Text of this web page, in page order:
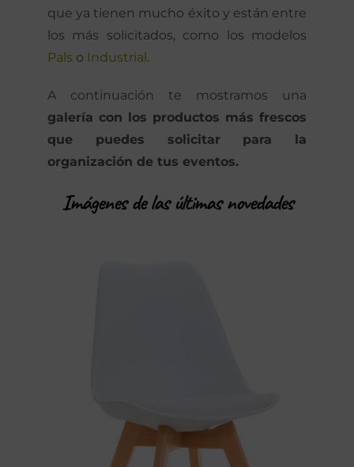
que ya tienen mucho éxito y están entre
los más solicitados, como los modelos
Pals o Industrial .
A continuación te mostramos una
galería con los productos más frescos
que puedes solicitar para la
organización de tus eventos.
Imágenes de las últimas novedades